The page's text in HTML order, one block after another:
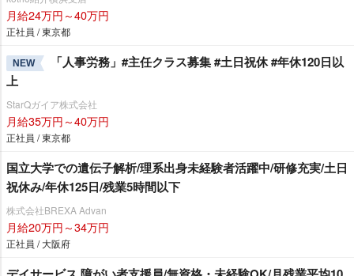
月給24万円～40万円
正社員 / 東京都
NEW
「人事労務」#主任クラス募集 #土日祝休 #年休120日以
上
StarQガイア株式会社
月給35万円～40万円
正社員 / 東京都
国立大学での遺伝子解析/理系出身未経験者活躍中/研修充実/土日
祝休み/年休125日/残業5時間以下
株式会社BREXA Advan
月給20万円～34万円
正社員 / 大阪府